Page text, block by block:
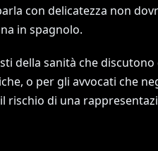
con delicatezza non
in spagnolo.
della sanità che
o per gli avvocati che
rischio di una